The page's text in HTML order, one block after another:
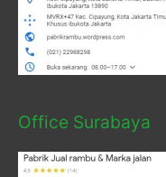
Office Surabaya